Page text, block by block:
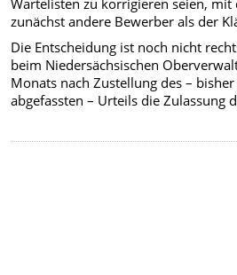
Wartelisten zu korrigieren seien, mit
zunächst andere Bewerber als der
Die Entscheidung ist noch nicht
beim Niedersächsischen
Monats nach Zustellung des –
abgefassten – Urteils die Zulassung